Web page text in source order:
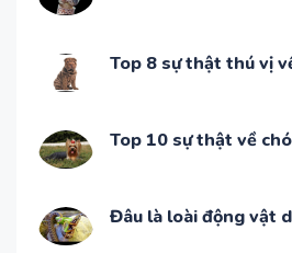
Top 8 sự thật thú vị
Top 10 sự thật về
Đâu là loài động vật